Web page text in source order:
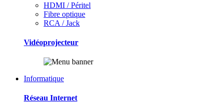
HDMI / Péritel
Fibre optique
RCA / Jack
Vidéoprojecteur
Informatique
Réseau Internet